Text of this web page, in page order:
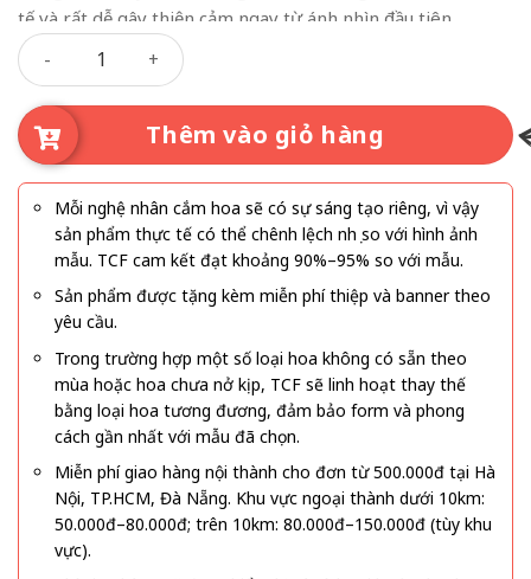
tế và rất dễ gây thiện cảm ngay từ ánh nhìn đầu tiên.
Bó Hoa Yêu Từ Ánh Nhìn Đầu Tiên số lượng
Thêm vào giỏ hàng
Mỗi nghệ nhân cắm hoa sẽ có sự sáng tạo riêng, vì vậy
sản phẩm thực tế có thể chênh lệch nhẹ so với hình ảnh
mẫu. TCF cam kết đạt khoảng 90%–95% so với mẫu.
Sản phẩm được tặng kèm miễn phí thiệp và banner theo
yêu cầu.
Trong trường hợp một số loại hoa không có sẵn theo
mùa hoặc hoa chưa nở kịp, TCF sẽ linh hoạt thay thế
bằng loại hoa tương đương, đảm bảo form và phong
cách gần nhất với mẫu đã chọn.
Miễn phí giao hàng nội thành cho đơn từ 500.000đ tại Hà
Nội, TP.HCM, Đà Nẵng. Khu vực ngoại thành dưới 10km:
50.000đ–80.000đ; trên 10km: 80.000đ–150.000đ (tùy khu
vực).